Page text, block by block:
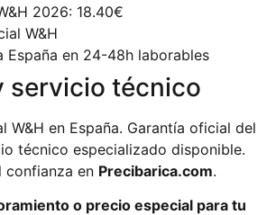
2026: 18.40€
W&H
España en 24-48h laborables
servicio técnico
W&H en España. Garantía oficial del
técnico especializado disponible.
confianza en Precibarica.com.
o precio especial para tu